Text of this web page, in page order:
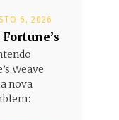
6, 2026
Weave
nova